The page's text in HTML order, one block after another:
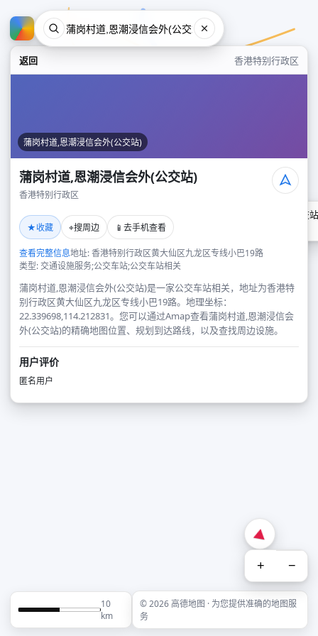
返回 香港特别行政区
蒲岗村道,恩潮浸信会外(公交站)
蒲岗村道,恩潮浸信会外(公交站)
香港特别行政区
★收藏 ⌖搜周边 📱 去手机查看
查看完整信息地址: 香港特别行政区黄大仙区九龙区专线小巴19路
类型: 交通设施服务;公交车站;公交车站相关
蒲岗村道,恩潮浸信会外(公交站)是一家公交车站相关，地址为香港特
别行政区黄大仙区九龙区专线小巴19路。地理坐标：
22.339698,114.212831。您可以通过Amap查看蒲岗村道,恩潮浸信会
外(公交站)的精确地图位置、规划到达路线，以及查找周边设施。
用户评价
匿名用户
蒲岗村道,恩潮浸信会外(公交
+ −
10
km
© 2026 高德地图 · 为您提供准确的地图服
务